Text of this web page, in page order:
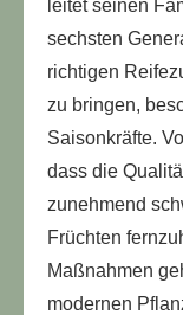
leitet seinen
sechsten
richtigen
zu bringen,
Saisonkräfte.
dass die
zunehmend
Früchten
Maßnahmen
modernen